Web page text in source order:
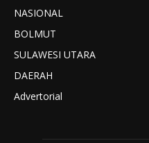
NASIONAL
BOLMUT
SULAWESI UTARA
DAERAH
Advertorial